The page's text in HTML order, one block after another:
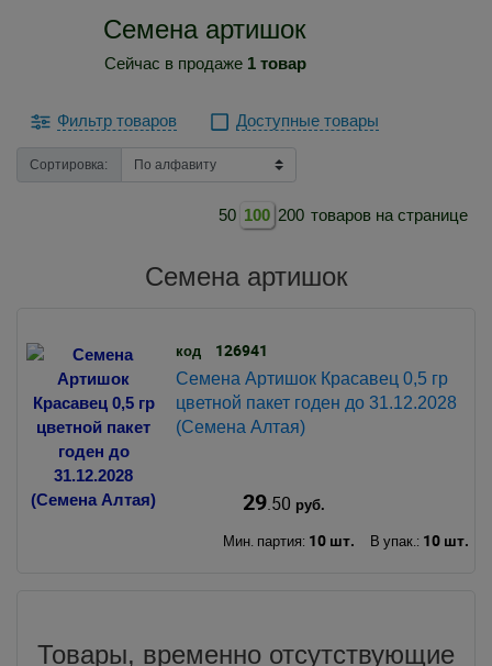
Семена артишок
Сейчас в продаже 1 товар
Фильтр товаров Доступные товары
Сортировка:
50 100 200 товаров на странице
Семена артишок
код 126941
Семена Артишок Красавец 0,5 гр
цветной пакет годен до 31.12.2028
(Семена Алтая)
29.50 руб.
Мин. партия: 10 шт. В упак.: 10 шт.
Товары, временно отсутствующие